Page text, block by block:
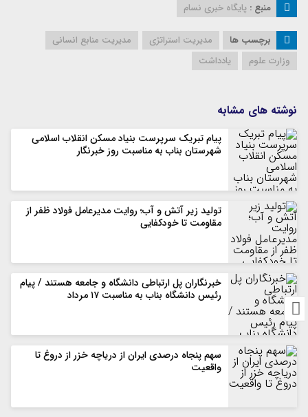
منبع : پایگاه خبری نسام
برچسب ها مدیریت استراتژی
مدیریت منابع انسانی
وزارت علوم
یادداشت
نوشته های مشابه
پیام تبریک سرپرست بنیاد مسکن انقلاب اسلامی
شهرستان بناب به مناسبت روز خبرنگار
تولید زیر آتش و آب؛ روایت مدیرعامل فولاد ظفر از
مقاومت تا خودکفایی
خبرنگاران پل ارتباطی دانشگاه و جامعه هستند / پیام
رئیس دانشگاه بناب به مناسبت ۱۷ مرداد
سهم پنجاه درصدی ایران از دریاچه خزر از دروغ تا
واقعیت